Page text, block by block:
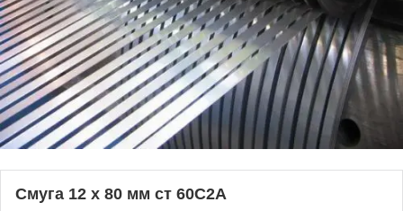
Смуга 12 х 80 мм ст 60С2А